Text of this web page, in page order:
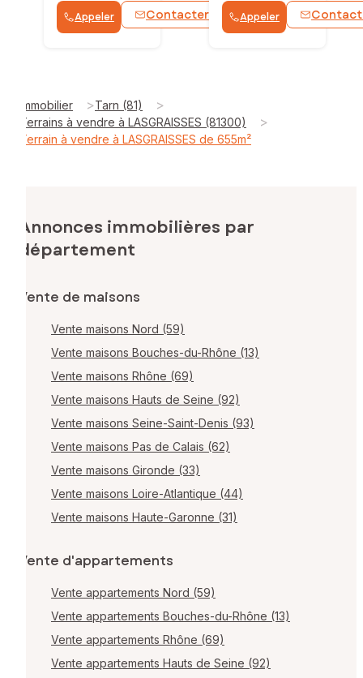
Appeler Contacter WhatsApp
Appeler
Immobilier >Tarn (81) >
Terrains à vendre à LASGRAISSES (81300) >
Terrain à vendre à LASGRAISSES de 655m²
Annonces immobilières par
département
Vente de maisons
Vente maisons Nord (59)
Vente maisons Bouches-du-Rhône (13)
Vente maisons Rhône (69)
Vente maisons Hauts de Seine (92)
Vente maisons Seine-Saint-Denis (93)
Vente maisons Pas de Calais (62)
Vente maisons Gironde (33)
Vente maisons Loire-Atlantique (44)
Vente maisons Haute-Garonne (31)
Vente d'appartements
Vente appartements Nord (59)
Vente appartements Bouches-du-Rhône (13)
Vente appartements Rhône (69)
Vente appartements Hauts de Seine (92)